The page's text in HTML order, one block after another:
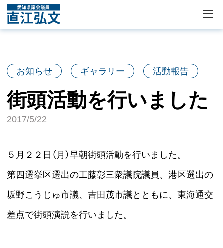
お知らせ ギャラリー 活動報告
街頭活動を行いました
2017/5/22
５月２２日（月）早朝街頭活動を行いました。
第四選挙区選出の工藤彰三衆議院議員、港区選出の
坂野こうじゅ市議、吉田茂市議とともに、東海通交
差点で街頭演説を行いました。